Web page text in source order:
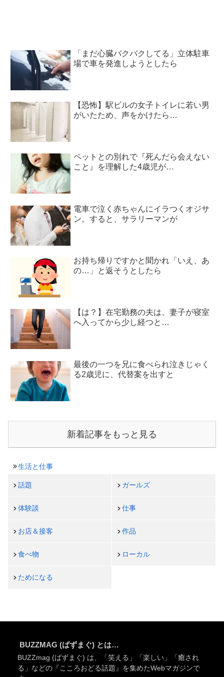
「まだ心臓バクバクしてる」立体駐車
場で車を発進しようとしたら
【恐怖】駅ビルの女子トイレに若い男
がいたため、声をかけたら…
ペットとの別れで『死んだら会えない
こと』を理解した4歳児が…
電車で泣く赤ちゃんにイラつくオジサ
ン。すると、サラリーマンが
お持ち帰りですかと聞かれ「いえ、あ
の…」と返そうとしたら
【は？】在宅勤務の夫は、妻子が寝室
へ入ってから少し経つと…
最後の一つを兄に食べられ泣きじゃく
る2歳児に、代替案を出すと
新着記事をもっと見る
生活と仕事
話題 ガールズ
体験談 仕事
お店＆接客 作品
食べ物 ローカル
ためになる
BUZZMAG (ばずまぐ) とは…
BUZZmag (ばずまぐ) は、「笑える」「楽しい」「癒され
る」などの『こころおどる話題』を集めたWebマガジンで